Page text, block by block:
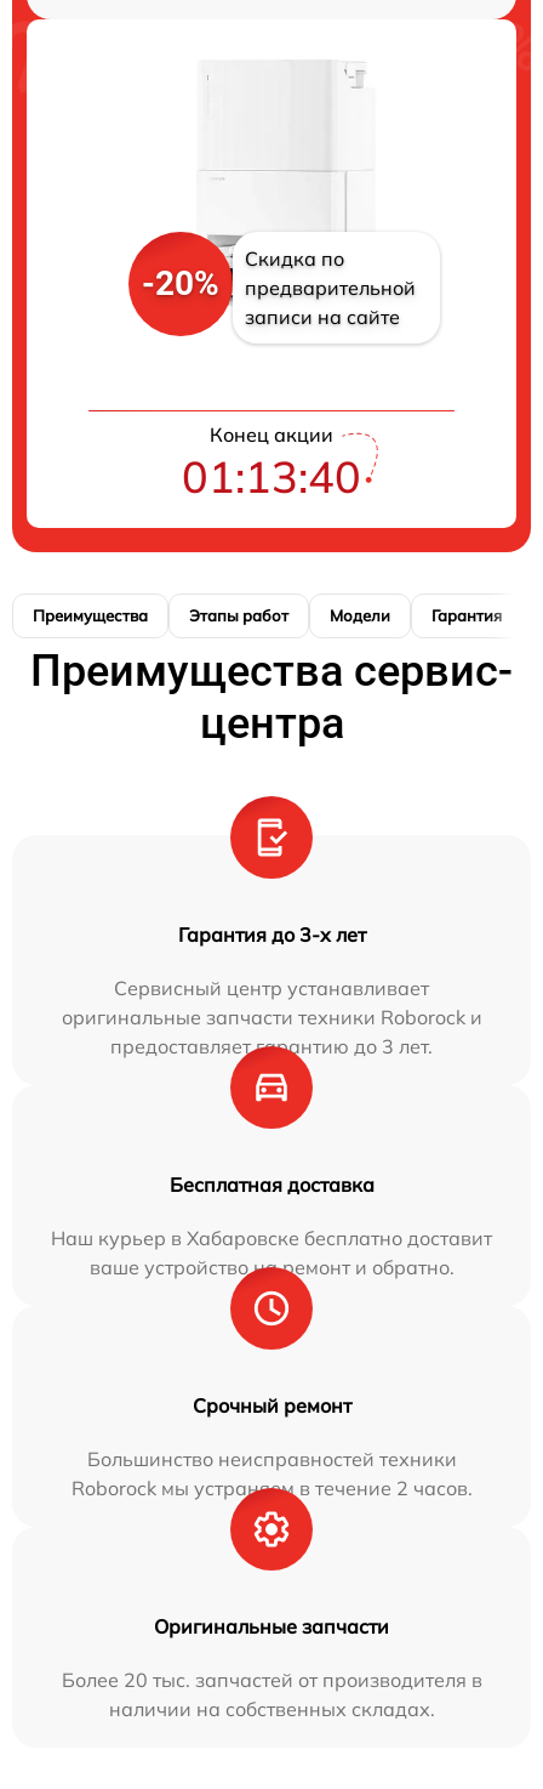
-20%
Скидка по
предварительной
записи на сайте
Конец акции
01:13:39
Преимущества Этапы работ Модели Гарантия
Преимущества сервис-
центра
Гарантия до 3-х лет
Сервисный центр устанавливает
оригинальные запчасти техники Roborock и
предоставляет гарантию до 3 лет.
Бесплатная доставка
Наш курьер в Хабаровске бесплатно доставит
ваше устройство на ремонт и обратно.
Срочный ремонт
Большинство неисправностей техники
Roborock мы устраняем в течение 2 часов.
Оригинальные запчасти
Более 20 тыс. запчастей от производителя в
наличии на собственных складах.